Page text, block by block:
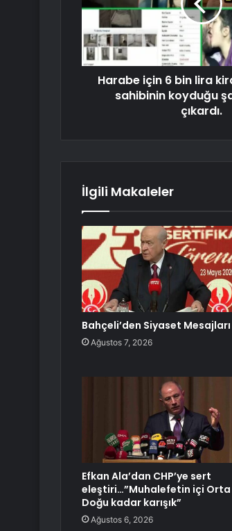
Harabe için 6 bin lira
sahibinin koyduğu
çıkardı.
İlgili Makaleler
Bahçeli’den Siyaset Mesajları
Ağustos 7, 2026
Efkan Ala’dan CHP’ye sert
eleştiri…”Muhalefetin içi Orta
Doğu kadar karışık”
Ağustos 6, 2026